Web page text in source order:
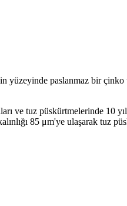
yüzeyinde paslanmaz bir
ve tuz püskürtmelerinde 10
85 μm'ye ulaşarak tuz